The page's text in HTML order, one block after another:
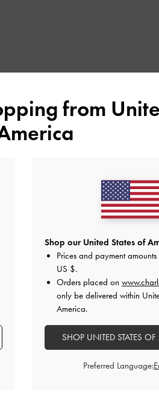
from
Shop our United States of
Prices and payment
US $.
Orders placed on
only be delivered within
America.
SHOP UNITED STATES
Preferred Language: